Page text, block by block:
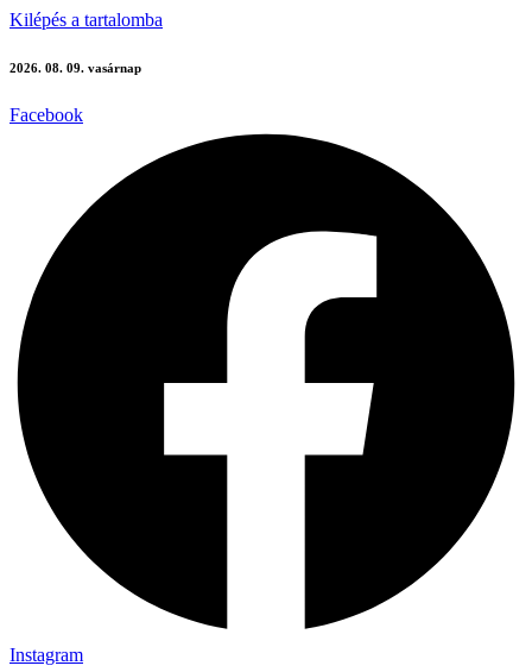
Kilépés a tartalomba
2026. 08. 09. vasárnap
Facebook
Instagram